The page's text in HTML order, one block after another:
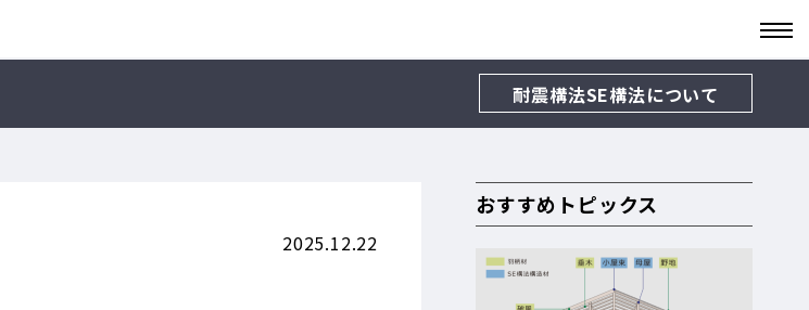
耐震構法SE構法について
2025.12.22
おすすめトピックス